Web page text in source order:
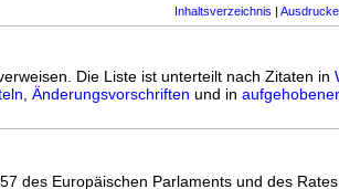
Inhaltsverzeichnis |
Die Liste ist unterteilt nach Zitaten in
Änderungsvorschriften und in
des Europäischen Parlaments und des